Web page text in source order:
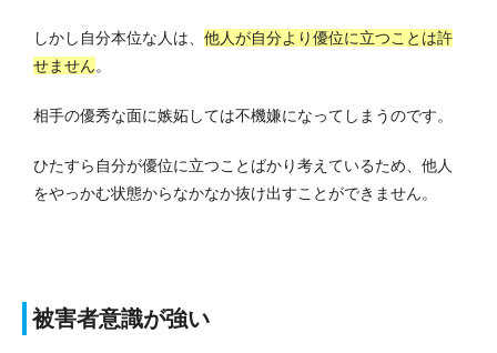
しかし自分本位な人は、 他人が自分より優位に立つことは許
せません。
相手の優秀な面に嫉妬しては不機嫌になってしまうのです。
ひたすら自分が優位に立つことばかり考えているため、他人
をやっかむ状態からなかなか抜け出すことができません。
被害者意識が強い